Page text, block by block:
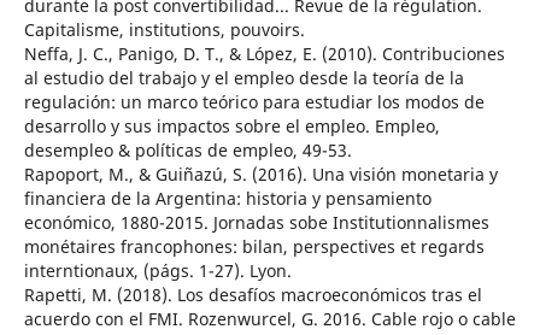
durante la post convertibilidad... Revue de la régulation.
Capitalisme, institutions, pouvoirs.
Neffa, J. C., Panigo, D. T., & López, E. (2010). Contribuciones
al estudio del trabajo y el empleo desde la teoría de la
regulación: un marco teórico para estudiar los modos de
desarrollo y sus impactos sobre el empleo. Empleo,
desempleo & políticas de empleo, 49-53.
Rapoport, M., & Guiñazú, S. (2016). Una visión monetaria y
financiera de la Argentina: historia y pensamiento
económico, 1880-2015. Jornadas sobe Institutionnalismes
monétaires francophones: bilan, perspectives et regards
interntionaux, (págs. 1-27). Lyon.
Rapetti, M. (2018). Los desafíos macroeconómicos tras el
acuerdo con el FMI. Rozenwurcel, G. 2016. Cable rojo o cable